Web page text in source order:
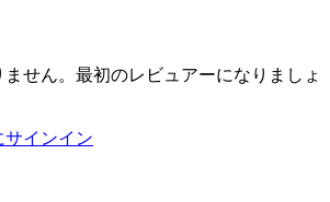
せん。最初のレビュアーになりましょ
サインイン